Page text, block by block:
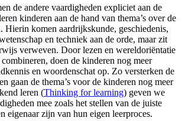
de andere vaardigheden expliciet aan de
kinderen aan de hand van thema’s over de
Hierin komen aardrijkskunde, geschiedenis,
en techniek aan de orde, maar zit
verweven. Door lezen en wereldoriëntatie
doen de kinderen nog meer
en woordenschat op. Zo versterken de
gaan de thema’s voor de kinderen nog meer
leren (Thinking for learning) geven we
mee zoals het stellen van de juiste
eigenaar zijn van hun eigen leerproces.